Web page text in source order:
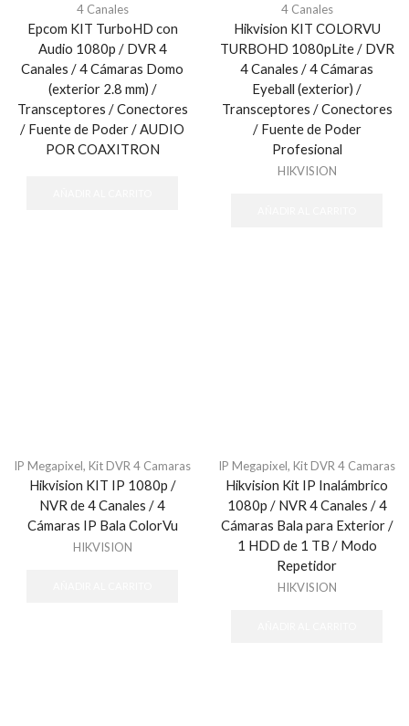
4 Canales
Epcom KIT TurboHD con
Audio 1080p / DVR 4
Canales / 4 Cámaras Domo
(exterior 2.8 mm) /
Transceptores / Conectores
/ Fuente de Poder / AUDIO
POR COAXITRON
4 Canales
Hikvision KIT COLORVU
TURBOHD 1080pLite / DVR
4 Canales / 4 Cámaras
Eyeball (exterior) /
Transceptores / Conectores
/ Fuente de Poder
Profesional
HIKVISION
IP Megapixel, Kit DVR 4 Camaras
Hikvision KIT IP 1080p /
NVR de 4 Canales / 4
Cámaras IP Bala ColorVu
HIKVISION
IP Megapixel, Kit DVR 4 Camaras
Hikvision Kit IP Inalámbrico
1080p / NVR 4 Canales / 4
Cámaras Bala para Exterior /
1 HDD de 1 TB / Modo
Repetidor
HIKVISION